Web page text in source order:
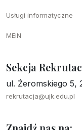
Usługi informatyczne
MEiN
Sekcja
ul. Żeromskiego 5,
rekrutacja@ujk.edu.pl